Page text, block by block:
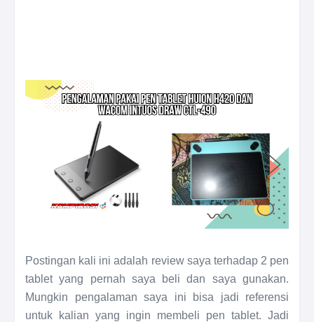
Postingan kali ini adalah review saya terhadap 2 pen
tablet yang pernah saya beli dan saya gunakan.
Mungkin pengalaman saya ini bisa jadi referensi
untuk kalian yang ingin membeli pen tablet. Jadi